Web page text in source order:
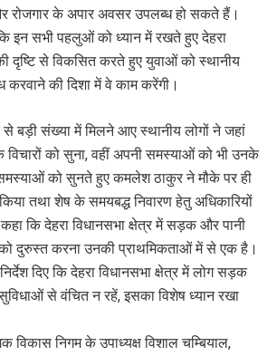
रोजगार के अपार अवसर उपलब्ध हो सकते हैं।
इन सभी पहलुओं को ध्यान में रखते हुए देहरा
दृष्टि से विकसित करते हुए युवाओं को स्थानीय
करवाने की दिशा में वे काम करेंगी।
बड़ी संख्या में मिलने आए स्थानीय लोगों ने जहां
को सुना, वहीं अपनी समस्याओं को भी उनके
को सुनते हुए कमलेश ठाकुर ने मौके पर ही
तथा शेष के समयबद्ध निवारण हेतु अधिकारियों
कहा कि देहरा विधानसभा क्षेत्र में सड़क और पानी
दुरुस्त करना उनकी प्राथमिकताओं में से एक है।
दिए कि देहरा विधानसभा क्षेत्र में लोग सड़क
से वंचित न रहें, इसका विशेष ध्यान रखा
विकास निगम के उपाध्यक्ष विशाल चम्बियाल,